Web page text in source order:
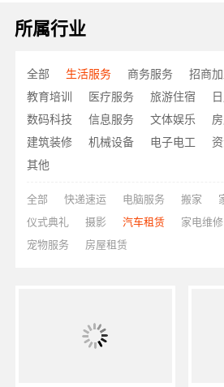
所属行业
全部 生活服务 商务服务 招商
教育培训
医疗服务 旅游住宿
数码科技
信息服务 文体娱乐
建筑装修
机械设备 电子电工
其他
全部 快递速运 电脑服务 搬家
仪式典礼
摄影 汽车租赁 家电维修
宠物服务
房屋租赁